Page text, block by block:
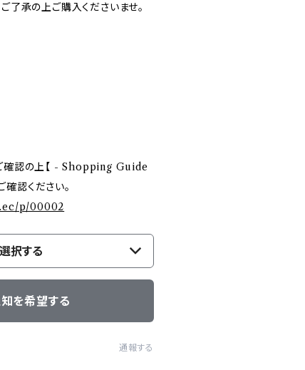
承の上ご購入くださいませ。
確認の上【 - Shopping Guide
確認ください。
p/00002
択する
を希望する
通報する